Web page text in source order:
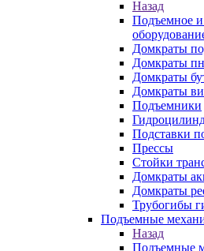
Назад
Подъемное и
Домкраты
Домкраты
Домкраты
Домкраты
Подъемники
Подставки
Прессы
Стойки
Домкраты
Домкраты
Трубогибы
Подъемные
Назад
Подъемные